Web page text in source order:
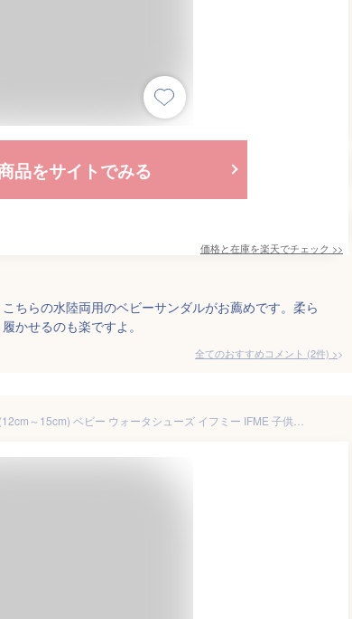
品をサイトでみる
価格と在庫を楽天でチェック >>
ちらの水陸両用のベビーサンダルがお薦めです。柔ら
かせるのも楽ですよ。
全てのおすすめコメント (2件) >